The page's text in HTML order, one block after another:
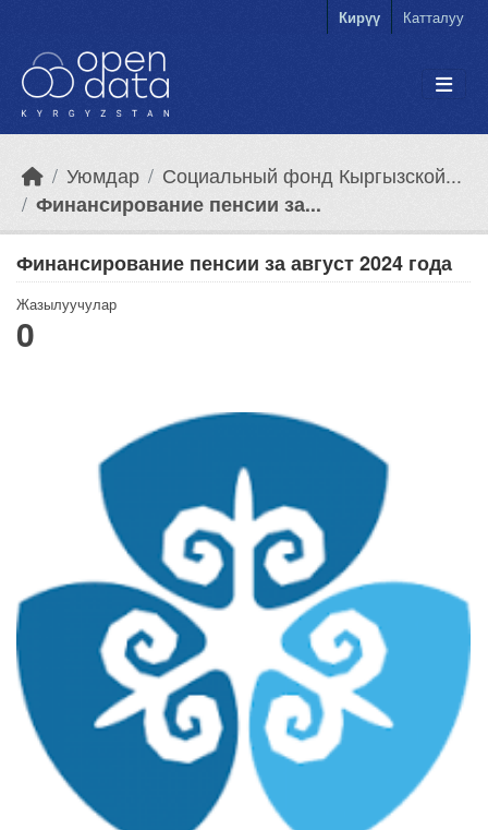
Кирүү Катталуу
Уюмдар
Социальный фонд Кыргызской...
Финансирование пенсии за...
Финансирование пенсии за август 2024 года
Жазылуучулар
0